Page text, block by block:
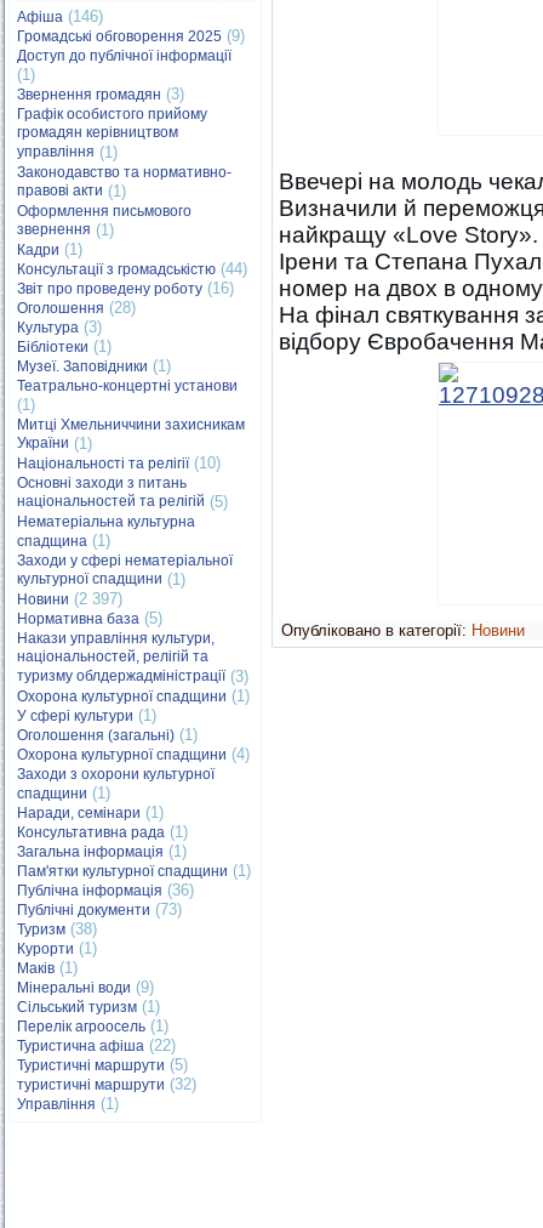
Афіша (146)
Громадські обговорення 2025 (9)
Доступ до публічної інформації
(1)
Звернення громадян (3)
Графік особистого прийому
громадян керівництвом
управління (1)
Законодавство та нормативно-
правові акти (1)
Оформлення письмового
звернення (1)
Кадри (1)
Консультації з громадськістю (44)
Звіт про проведену роботу (16)
Оголошення (28)
Культура (3)
Бібліотеки (1)
Музеї. Заповідники (1)
Театрально-концертні установи
(1)
Митці Хмельниччини захисникам
України (1)
Національності та релігії(10)
Основні заходи з питань
національностей та релігій (5)
Нематеріальна культурна
спадщина (1)
Заходи у сфері нематеріальної
культурної спадщини (1)
Новини (2 397)
Нормативна база (5)
Накази управління культури,
національностей, релігій та
туризму облдержадміністрації(3)
Охорона культурної спадщини (1)
У сфері культури (1)
Оголошення (загальні) (1)
Охорона культурної спадщини (4)
Заходи з охорони культурної
спадщини (1)
Наради, семінари (1)
Консультативна рада (1)
Загальна інформація (1)
Пам'ятки культурної спадщини (1)
Публічна інформація (36)
Публічні документи (73)
Туризм (38)
Курорти (1)
Маків (1)
Мінеральні води (9)
Сільський туризм (1)
Перелік агроосель (1)
Туристична афіша (22)
Туристичні маршрути (5)
туристичні маршрути (32)
Управління (1)
Ввечері на молодь
Визначили й переможця
найкращу «Love
Ірени та Степана
номер на двох в одному
На фінал святкування
відбору Євробачення
Опубліковано в категорії: Новини